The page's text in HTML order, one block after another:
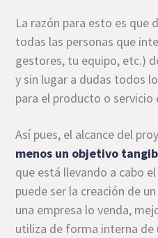
La razón para esto es que
todas las personas que
gestores, tu equipo, etc.)
y sin lugar a dudas todos
para el producto o servicio
Así pues, el alcance del
menos un objetivo
que está llevando a cabo
puede ser la creación de
una empresa lo venda,
utiliza de forma interna de